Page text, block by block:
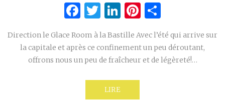
Facebook
Twitter
LinkedIn
Pinterest
Direction le Glace Room à la Bastille Avec l’été qui arrive sur
la capitale et après ce confinement un peu déroutant,
offrons nous un peu de fraîcheur et de légèreté!…
LIRE